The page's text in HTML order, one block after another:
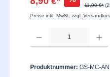
11,90 €*
Preise inkl. MwSt. zzgl.
Produkt Anzahl: Gib den
Produktnummer: GS-MC-